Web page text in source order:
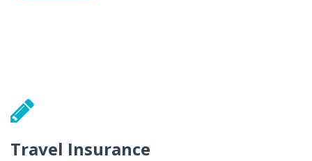
Travel Insurance